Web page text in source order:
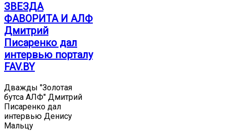
ЗВЕЗДА
ФАВОРИТА И АЛФ
Дмитрий
Писаренко дал
интервью порталу
FAV.BY
Дважды "Золотая
бутса АЛФ" Дмитрий
Писаренко дал
интервью Денису
Мальцу